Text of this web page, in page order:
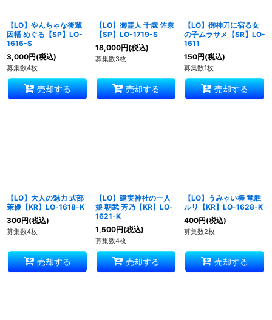
【LO】やんちゃな後輩
因幡 めぐる【SP】LO-
1616-S
3,000円(税込)
募集数4枚
売却する
【LO】御霊人 千歳 佐奈
【SP】LO-1719-S
18,000円(税込)
募集数3枚
売却する
【LO】御神刀に宿る女
の子ムラサメ【SR】LO-
1611
150円(税込)
募集数1枚
売却する
【LO】大人の魅力 式部
茉優【KR】LO-1618-K
300円(税込)
募集数4枚
売却する
【LO】建実神社の一人
娘 朝武 芳乃【KR】LO-
1621-K
1,500円(税込)
募集数4枚
売却する
【LO】うみゃい棒 竜胆
ルリ【KR】LO-1628-K
400円(税込)
募集数2枚
売却する